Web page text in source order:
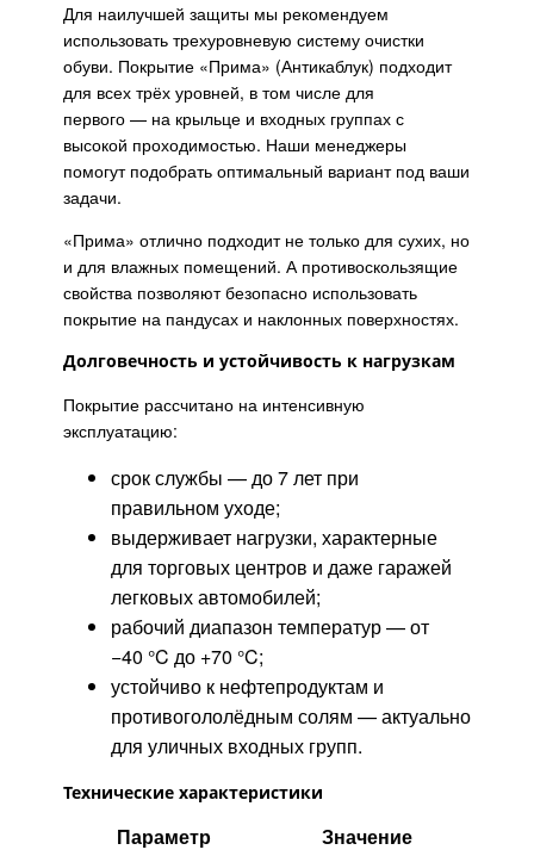
Для наилучшей защиты мы рекомендуем
использовать трехуровневую систему очистки
обуви. Покрытие «Прима» (Антикаблук) подходит
для всех трёх уровней, в том числе для
первого — на крыльце и входных группах с
высокой проходимостью. Наши менеджеры
помогут подобрать оптимальный вариант под ваши
задачи.
«Прима» отлично подходит не только для сухих, но
и для влажных помещений. А противоскользящие
свойства позволяют безопасно использовать
покрытие на пандусах и наклонных поверхностях.
Долговечность и устойчивость к нагрузкам
Покрытие рассчитано на интенсивную
эксплуатацию:
срок службы — до 7 лет при
правильном уходе;
выдерживает нагрузки, характерные
для торговых центров и даже гаражей
легковых автомобилей;
рабочий диапазон температур — от
−40 °C до +70 °C;
устойчиво к нефтепродуктам и
противогололёдным солям — актуально
для уличных входных групп.
Технические характеристики
Параметр
Значение